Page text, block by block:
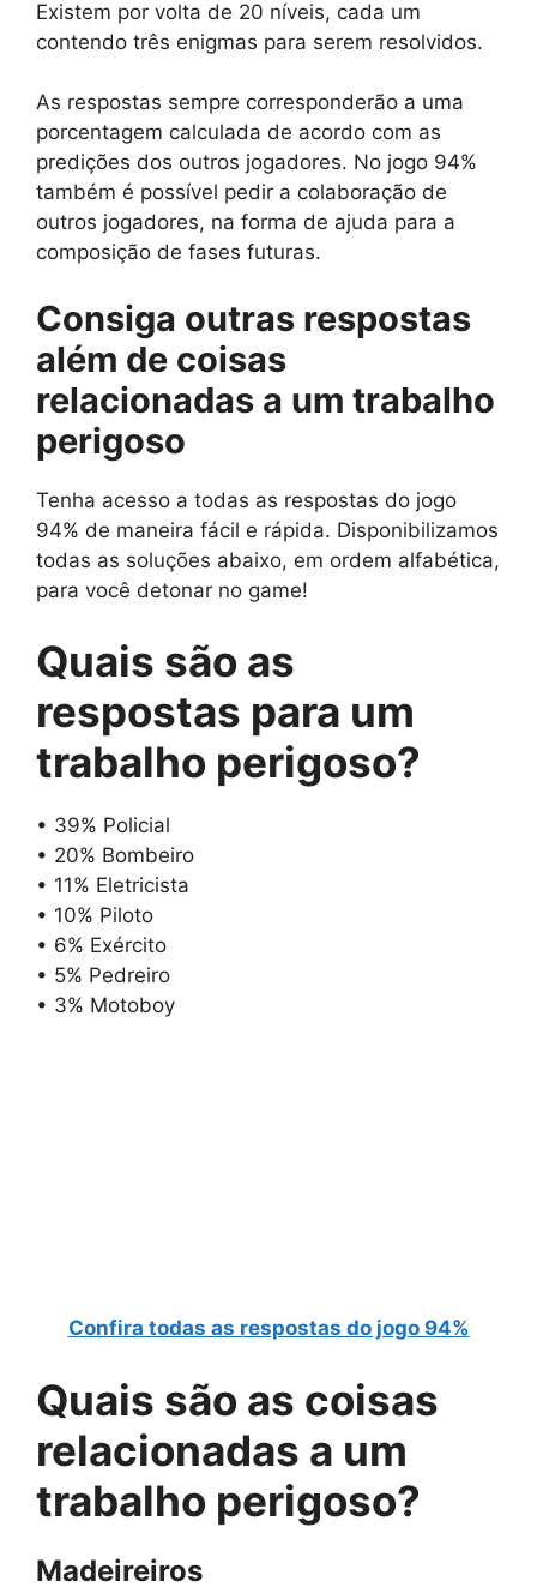
Existem por volta de 20 níveis, cada um
contendo três enigmas para serem resolvidos.
As respostas sempre corresponderão a uma
porcentagem calculada de acordo com as
predições dos outros jogadores. No jogo 94%
também é possível pedir a colaboração de
outros jogadores, na forma de ajuda para a
composição de fases futuras.
Consiga outras respostas
além de coisas
relacionadas a um trabalho
perigoso
Tenha acesso a todas as respostas do jogo
94% de maneira fácil e rápida. Disponibilizamos
todas as soluções abaixo, em ordem alfabética,
para você detonar no game!
Quais são as
respostas para um
trabalho perigoso?
• 39% Policial
• 20% Bombeiro
• 11% Eletricista
• 10% Piloto
• 6% Exército
• 5% Pedreiro
• 3% Motoboy
Confira todas as respostas do jogo 94%
Quais são as coisas
relacionadas a um
trabalho perigoso?
Madeireiros